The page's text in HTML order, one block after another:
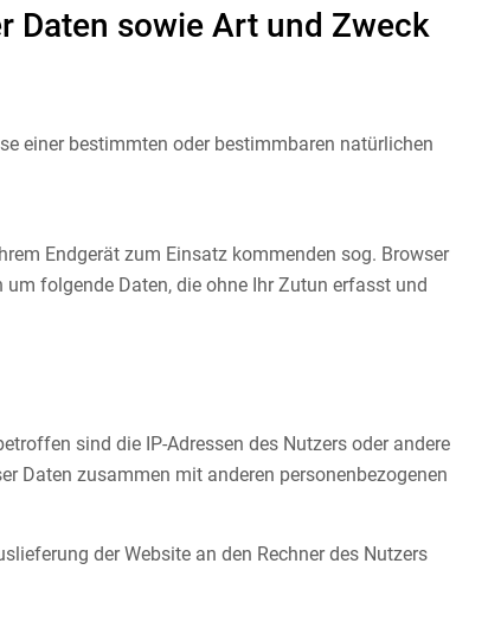
Daten sowie Art und Zweck
einer bestimmten oder bestimmbaren natürlichen
Endgerät zum Einsatz kommenden sog. Browser
folgende Daten, die ohne Ihr Zutun erfasst und
sind die IP-Adressen des Nutzers oder andere
Daten zusammen mit anderen personenbezogenen
der Website an den Rechner des Nutzers